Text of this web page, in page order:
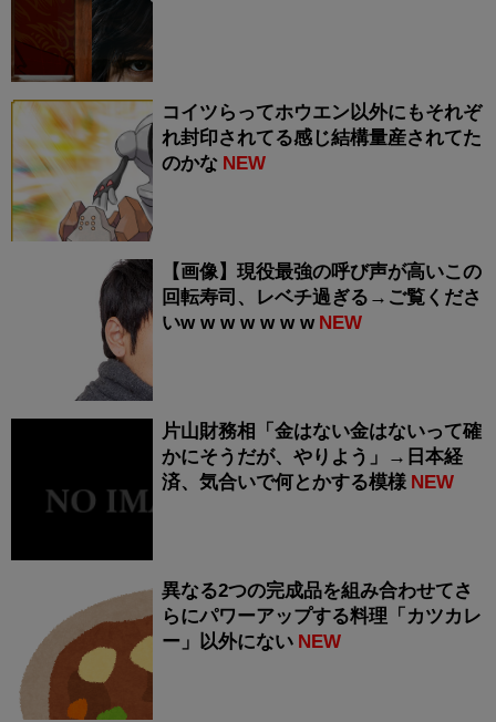
コイツらってホウエン以外にもそれぞ
れ封印されてる感じ結構量産されてた
のかな NEW
【画像】現役最強の呼び声が高いこの
回転寿司、レベチ過ぎる→ご覧くださ
いw w w w w w w NEW
片山財務相「金はない金はないって確
かにそうだが、やりよう」→日本経
済、気合いで何とかする模様 NEW
異なる2つの完成品を組み合わせてさ
らにパワーアップする料理「カツカレ
ー」以外にない NEW